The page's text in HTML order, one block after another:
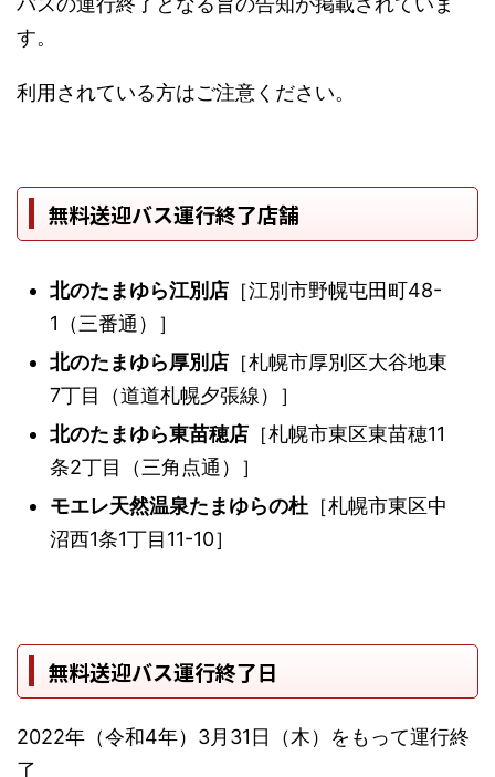
す。
利用されている方はご注意ください。
無料送迎バス運行終了店舗
北のたまゆら江別店 ［江別市野幌屯田町48-
1（三番通）］
北のたまゆら厚別店 ［札幌市厚別区大谷地東
7丁目（道道札幌夕張線）］
北のたまゆら東苗穂店 ［札幌市東区東苗穂11
条2丁目（三角点通）］
モエレ天然温泉たまゆらの杜 ［札幌市東区中
沼西1条1丁目11-10］
無料送迎バス運行終了日
2022年（令和4年）3月31日（木）をもって運行終
了